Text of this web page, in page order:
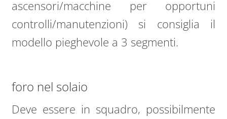
ascensori/macchine per opportuni
controlli/manutenzioni) si consiglia il
modello pieghevole a 3 segmenti.
foro nel solaio
Deve essere in squadro, possibilmente